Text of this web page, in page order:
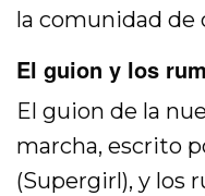
la comunidad de
El guion y los
El guion de la
marcha, escrito
(Supergirl), y los